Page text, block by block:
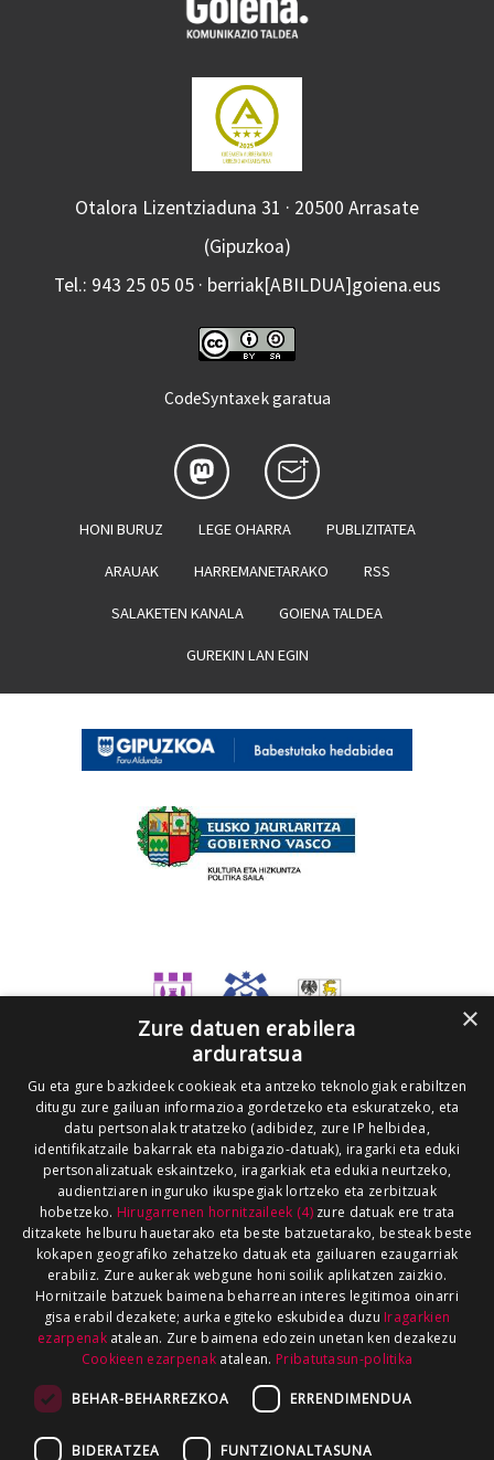
Otalora Lizentziaduna 31 · 20500 Arrasate
(Gipuzkoa)
Tel.: 943 25 05 05 · berriak[ABILDUA]goiena.eus
CodeSyntaxek garatua
HONI BURUZ LEGE OHARRA PUBLIZITATEA
ARAUAK HARREMANETARAKO RSS
SALAKETEN KANALA GOIENA TALDEA
GUREKIN LAN EGIN
×
Zure datuen erabilera
arduratsua
Gu eta gure bazkideek cookieak eta antzeko teknologiak erabiltzen
ditugu zure gailuan informazioa gordetzeko eta eskuratzeko, eta
datu pertsonalak tratatzeko (adibidez, zure IP helbidea,
identifikatzaile bakarrak eta nabigazio-datuak), iragarki eta eduki
pertsonalizatuak eskaintzeko, iragarkiak eta edukia neurtzeko,
audientziaren inguruko ikuspegiak lortzeko eta zerbitzuak
hobetzeko. Hirugarrenen hornitzaileek (4)zure datuak ere trata
ditzakete helburu hauetarako eta beste batzuetarako, besteak beste
kokapen geografiko zehatzeko datuak eta gailuaren ezaugarriak
erabiliz. Zure aukerak webgune honi soilik aplikatzen zaizkio.
Hornitzaile batzuek baimena beharrean interes legitimoa oinarri
gisa erabil dezakete; aurka egiteko eskubidea duzu Iragarkien
ezarpenakatalean. Zure baimena edozein unetan ken dezakezu
Cookieen ezarpenak atalean. Pribatutasun-politika
BEHAR-BEHARREZKOA ERRENDIMENDUA
BIDERATZEA FUNTZIONALTASUNA